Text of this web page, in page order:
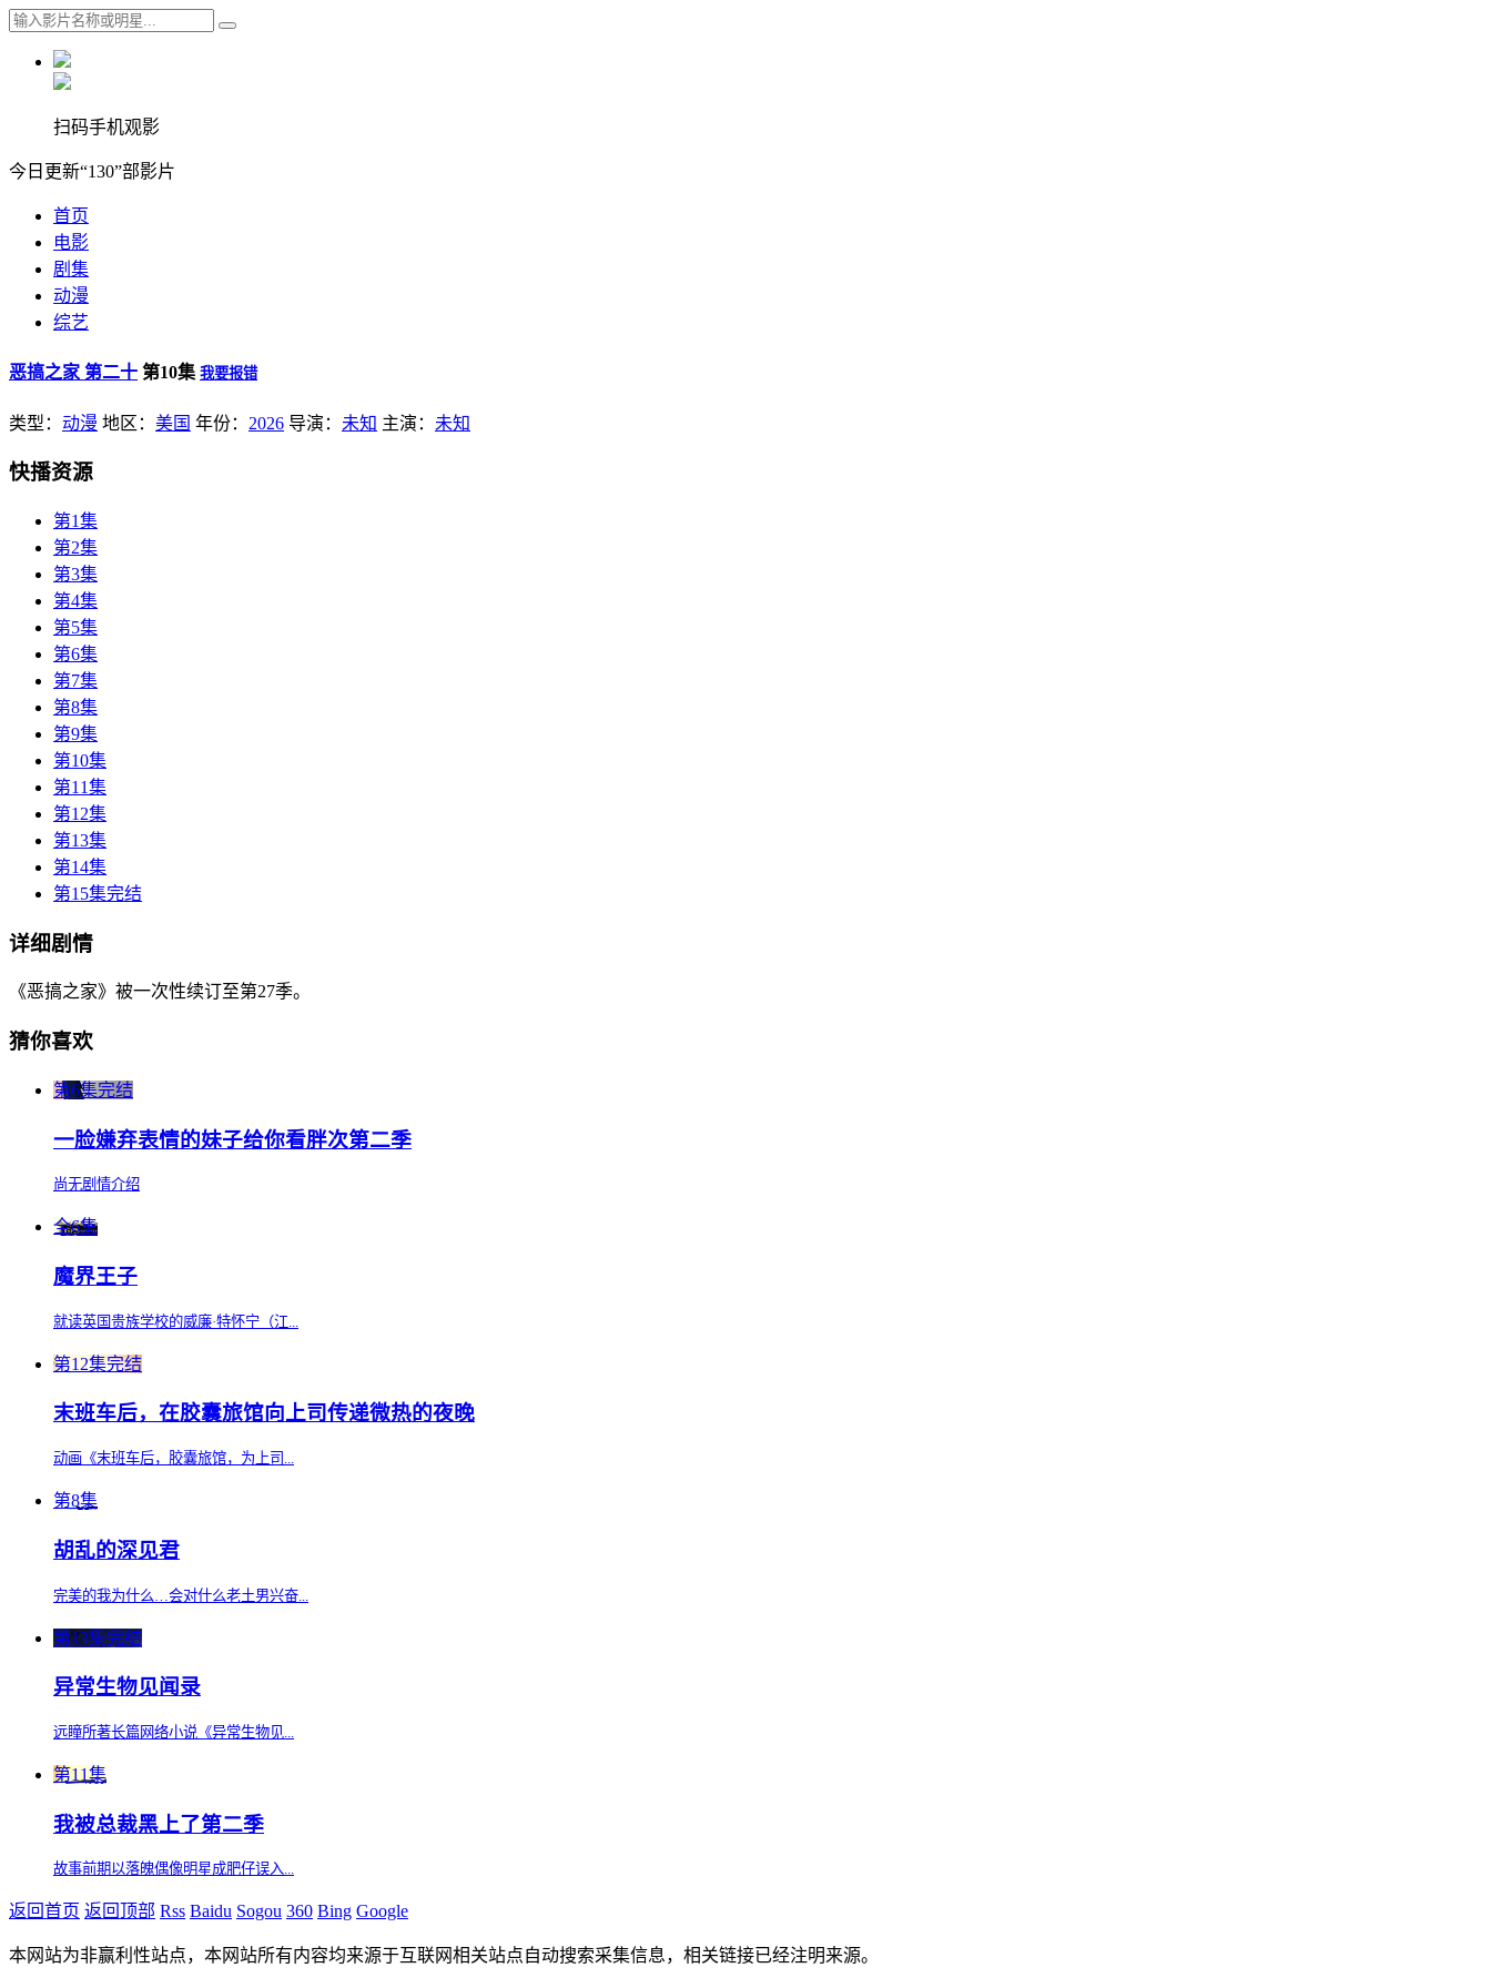
扫码手机观影
今日更新“130”部影片
首页
电影
剧集
动漫
综艺
恶搞之家 第二十 第10集 我要报错
类型： 动漫 地区： 美国 年份： 2026 导演： 未知 主演： 未知
快播资源
第1集
第2集
第3集
第4集
第5集
第6集
第7集
第8集
第9集
第10集
第11集
第12集
第13集
第14集
第15集完结
详细剧情
《恶搞之家》被一次性续订至第27季。
猜你喜欢
第6集完结
一脸嫌弃表情的妹子给你看胖次第二季
尚无剧情介绍
全6集
魔界王子
就读英国贵族学校的威廉·特怀宁（江...
第12集完结
末班车后，在胶囊旅馆向上司传递微热的夜晚
动画《末班车后，胶囊旅馆，为上司...
第8集
胡乱的深见君
完美的我为什么…会对什么老土男兴奋...
第13集完结
异常生物见闻录
远瞳所著长篇网络小说《异常生物见...
第11集
我被总裁黑上了第二季
故事前期以落魄偶像明星成肥仔误入...
返回首页 返回顶部 Rss Baidu Sogou 360 Bing Google
本网站为非赢利性站点，本网站所有内容均来源于互联网相关站点自动搜索采集信息，相关链接已经注明来源。